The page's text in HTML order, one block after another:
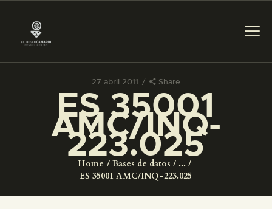
27 abril 2011 Share
ES 35001
AMC/INQ-
223.025
Home Bases de datos
...
ES 35001 AMC/INQ-223.025
PREPARAR LA VISITA
ACTIVIDADES